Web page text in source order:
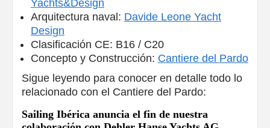
Yachts&Design
Arquitectura naval: Davide Leone Yacht
Design
Clasificación CE: B16 / C20
Concepto y Construcción: Cantiere del Pardo
Sigue leyendo para conocer en detalle todo lo
relacionado con el Cantiere del Pardo:
Sailing Ibérica anuncia el fin de nuestra